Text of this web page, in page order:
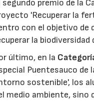
segundo premio de la
'Recuperar la
con el objetivo de
la biodiversidad
último, en la
Puentesauco de
sostenible', los
medio ambiente, sino